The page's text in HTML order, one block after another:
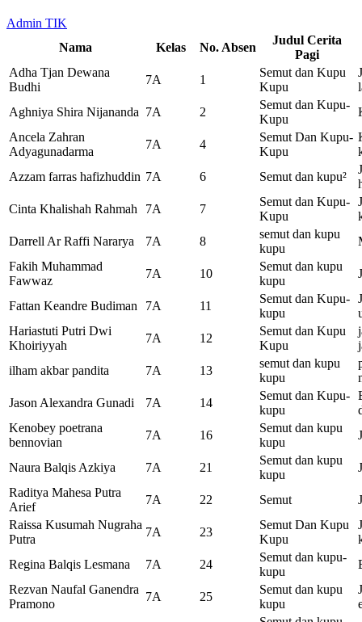
Admin TIK
Nama
Kelas No. Absen
Judul Cerita
Pagi
Adha Tjan Dewana
Budhi
7A 1
Semut dan Kupu
Kupu
Aghniya Shira Nijananda 7A 2
Semut dan Kupu-
Kupu
Ancela Zahran
Adyagunadarma
7A 4
Semut Dan Kupu-
Kupu
Azzam farras hafizhuddin 7A 6 Semut dan kupu²
Cinta Khalishah Rahmah
7A 7
Semut dan Kupu-
Kupu
Darrell Ar Raffi Nararya
7A 8
semut dan kupu
kupu
Fakih Muhammad
Fawwaz
7A 10
Semut dan kupu
kupu
Fattan Keandre Budiman 7A 11
Semut dan Kupu-
kupu
Hariastuti Putri Dwi
Khoiriyyah
7A 12
Semut dan Kupu
Kupu
ilham akbar pandita
7A 13
semut dan kupu
kupu
Jason Alexandra Gunadi
7A 14
Semut dan Kupu-
kupu
Kenobey poetrana
bennovian
7A 16
Semut dan kupu
kupu
Naura Balqis Azkiya 7A 21
Semut dan kupu
kupu
Raditya Mahesa Putra
Arief
7A 22 Semut
Raissa Kusumah Nugraha
Putra
7A 23
Semut Dan Kupu
Kupu
Regina Balqis Lesmana
7A 24
Semut dan kupu-
kupu
Rezvan Naufal Ganendra
Pramono
7A 25
Semut dan kupu
kupu